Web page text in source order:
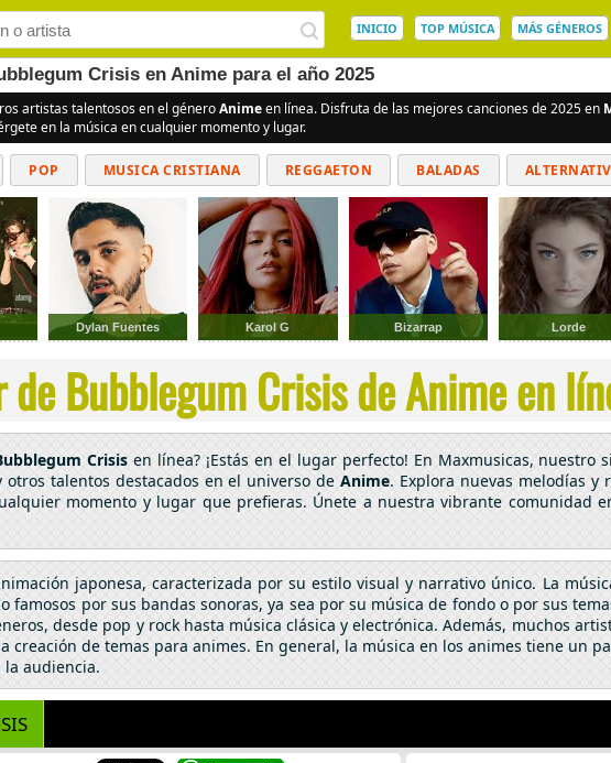
INICIO TOP MÚSICA MÁS GÉNEROS
Crisis en Anime para el año 2025
artistas talentosos en el géneroAnimeen línea. Disfruta de las mejores canciones de 2025 en
en la música en cualquier momento y lugar.
POP MUSICA CRISTIANA REGGAETON BALADAS
CUMBIAS
Dylan Fuentes Karol G Bizarrap Lorde
Bubblegum Crisis de Anime en
Crisis en línea? ¡Estás en el lugar perfecto! En Maxmusicas, nuestro
talentos destacados en el universo deAnime. Explora nuevas melodías y
momento y lugar que prefieras. Únete a nuestra vibrante comunidad
japonesa, caracterizada por su estilo visual y narrativo único. La
por sus bandas sonoras, ya sea por su música de fondo o por sus
desde pop y rock hasta música clásica y electrónica. Además, muchos
creación de temas para animes. En general, la música en los animes tiene un
la audiencia.